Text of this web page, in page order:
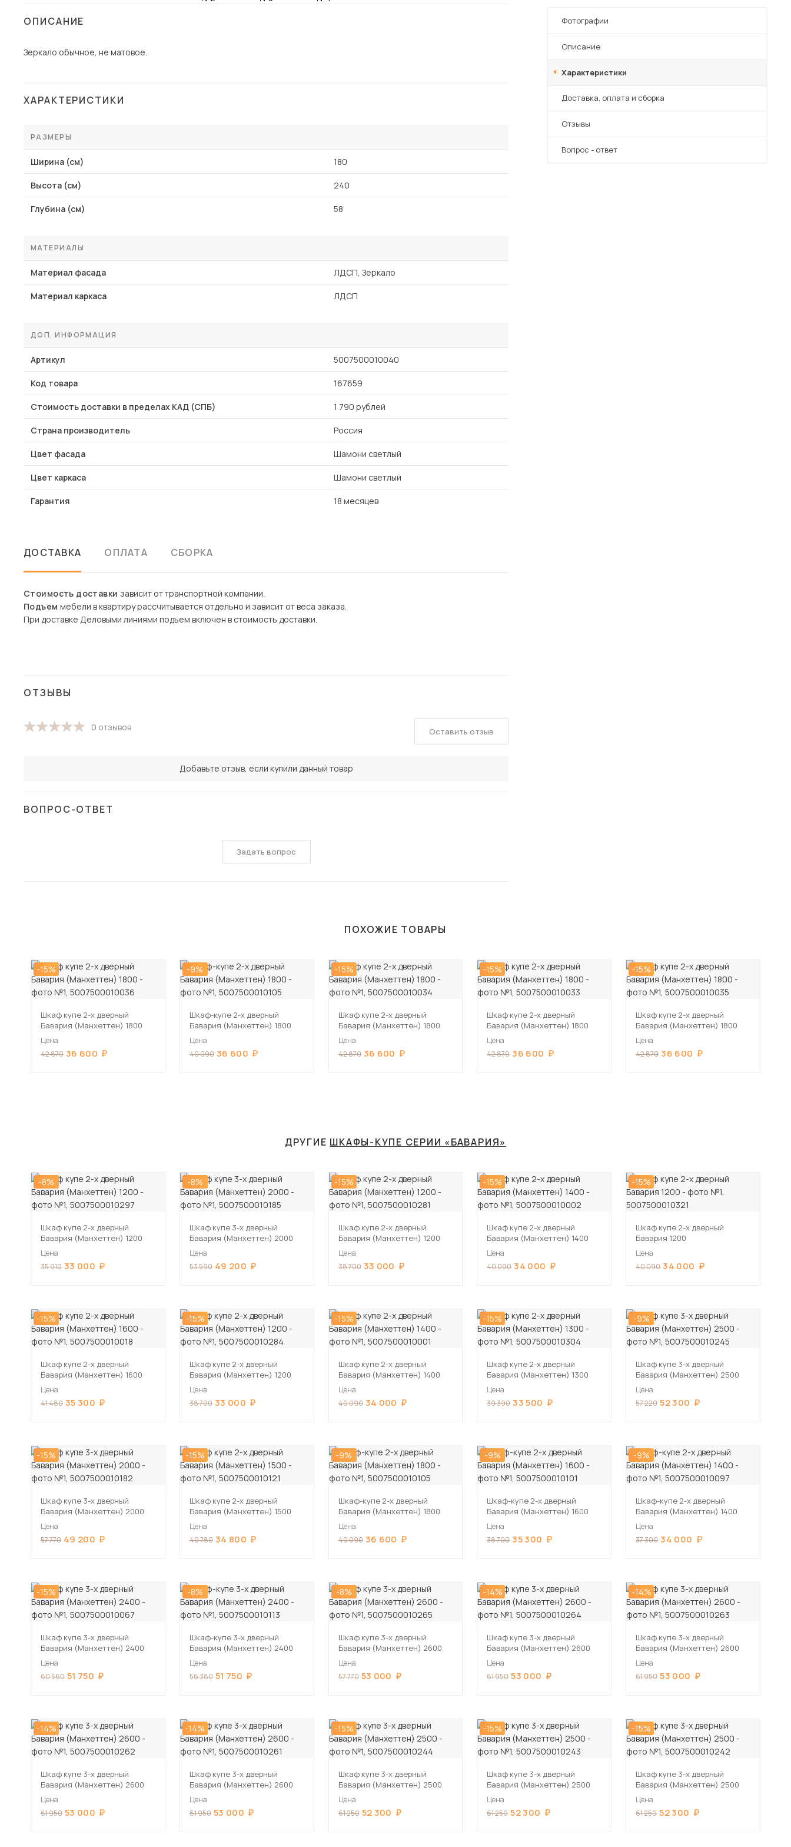
Столы и стулья
Комоды и тумбы
Фотографии
Описание
Характеристики
Преимущества
Доставка, оплата и сборка
Отзывы
Вопрос - ответ
ОПИСАНИЕ
Зеркало обычное, не матовое.
ХАРАКТЕРИСТИКИ
РАЗМЕРЫ
Ширина (см) 180
Высота (см) 240
Глубина (см) 58
МАТЕРИАЛЫ
Материал фасада ЛДСП, Зеркало
Материал каркаса ЛДСП
ДОП. ИНФОРМАЦИЯ
Артикул 5007500010040
Код товара 167659
Стоимость доставки в пределах КАД (СПБ) 1 790 рублей
Страна производитель Россия
Цвет фасада Шамони светлый
Цвет каркаса Шамони светлый
Гарантия 18 месяцев
ДОСТАВКА ОПЛАТА СБОРКА
Стоимость доставки зависит от транспортной компании.
Подъем мебели в квартиру рассчитывается отдельно и зависит от веса заказа.
При доставке Деловыми линиями подъем включен в стоимость доставки.
ОТЗЫВЫ
0 отзывов
Добавьте отзыв, если купили данный товар
Оставить отзыв
ВОПРОС-ОТВЕТ
Задать вопрос
ПОХОЖИЕ ТОВАРЫ
-15%
Шкаф купе 2-х дверный
Бавария (Манхеттен) 1800
Цена
42 870 36 600
-9%
Шкаф-купе 2-х дверный
Бавария (Манхеттен) 1800
Цена
40 090 36 600
-15%
Шкаф купе 2-х дверный
Бавария (Манхеттен) 1800
Цена
42 870 36 600
-15%
Шкаф купе 2-х дверный
Бавария (Манхеттен) 1800
Цена
42 870 36 600
-15%
Шкаф купе 2-х дверный
Бавария (Манхеттен) 1800
Цена
42 870 36 600
ДРУГИЕ ШКАФЫ-КУПЕ СЕРИИ «БАВАРИЯ»
-8%
Шкаф купе 2-х дверный
Бавария (Манхеттен) 1200
Цена
35 910 33 000
-8%
Шкаф купе 3-х дверный
Бавария (Манхеттен) 2000
Цена
53 590 49 200
-15%
Шкаф купе 2-х дверный
Бавария (Манхеттен) 1200
Цена
38 700 33 000
-15%
Шкаф купе 2-х дверный
Бавария (Манхеттен) 1400
Цена
40 090 34 000
-15%
Шкаф купе 2-х дверный
Бавария 1200
Цена
40 090 34 000
-15%
Шкаф купе 2-х дверный
Бавария (Манхеттен) 1600
Цена
41 480 35 300
-15%
Шкаф купе 2-х дверный
Бавария (Манхеттен) 1200
Цена
38 700 33 000
-15%
Шкаф купе 2-х дверный
Бавария (Манхеттен) 1400
Цена
40 090 34 000
-15%
Шкаф купе 2-х дверный
Бавария (Манхеттен) 1300
Цена
39 390 33 500
-9%
Шкаф купе 3-х дверный
Бавария (Манхеттен) 2500
Цена
57 220 52 300
-15%
Шкаф купе 3-х дверный
Бавария (Манхеттен) 2000
Цена
57 770 49 200
-15%
Шкаф купе 2-х дверный
Бавария (Манхеттен) 1500
Цена
40 780 34 800
-9%
Шкаф-купе 2-х дверный
Бавария (Манхеттен) 1800
Цена
40 090 36 600
-9%
Шкаф-купе 2-х дверный
Бавария (Манхеттен) 1600
Цена
38 700 35 300
-9%
Шкаф-купе 2-х дверный
Бавария (Манхеттен) 1400
Цена
37 300 34 000
-15%
Шкаф купе 3-х дверный
Бавария (Манхеттен) 2400
Цена
60 560 51 750
-8%
Шкаф-купе 3-х дверный
Бавария (Манхеттен) 2400
Цена
56 380 51 750
-8%
Шкаф купе 3-х дверный
Бавария (Манхеттен) 2600
Цена
57 770 53 000
-14%
Шкаф купе 3-х дверный
Бавария (Манхеттен) 2600
Цена
61 950 53 000
-14%
Шкаф купе 3-х дверный
Бавария (Манхеттен) 2600
Цена
61 950 53 000
-14%
Шкаф купе 3-х дверный
Бавария (Манхеттен) 2600
Цена
61 950 53 000
-14%
Шкаф купе 3-х дверный
Бавария (Манхеттен) 2600
Цена
61 950 53 000
-15%
Шкаф купе 3-х дверный
Бавария (Манхеттен) 2500
Цена
61 250 52 300
-15%
Шкаф купе 3-х дверный
Бавария (Манхеттен) 2500
Цена
61 250 52 300
-15%
Шкаф купе 3-х дверный
Бавария (Манхеттен) 2500
Цена
61 250 52 300